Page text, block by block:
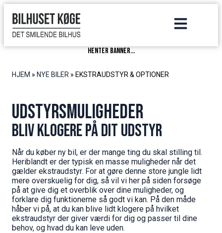
henter banner...
HJEM » NYE BILER » EKSTRAUDSTYR & OPTIONER
Udstyrsmuligheder
Bliv klogere på dit udstyr
Når du køber ny bil, er der mange ting du skal stilling til.
Heriblandt er der typisk en masse muligheder når det
gælder ekstraudstyr. For at gøre denne store jungle lidt
mere overskuelig for dig, så vil vi her på siden forsøge
på at give dig et overblik over dine muligheder, og
forklare dig funktionerne så godt vi kan. På den måde
håber vi på, at du kan blive lidt klogere på hvilket
ekstraudstyr der giver værdi for dig og passer til dine
behov, og hvad du kan leve uden.